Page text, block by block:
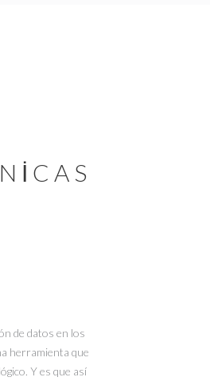
de datos en los
herramienta que
Y es que así